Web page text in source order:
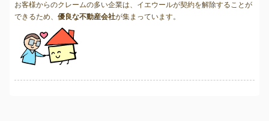
お客様からのクレームの多い企業は、イエウールが契約を解除することが
できるため、 優良な不動産会社が集まっています。